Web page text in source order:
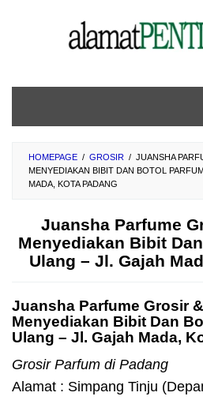
HOMEPAGE / GROSIR / JUANSHA
MENYEDIAKAN BIBIT DAN BOTOL
MADA, KOTA PADANG
Juansha Parfume
Menyediakan Bibit
Ulang – Jl. Gajah
Juansha Parfume Grosir
Menyediakan Bibit Dan
Ulang – Jl. Gajah Mada,
Grosir Parfum di Padang
Alamat : Simpang Tinju